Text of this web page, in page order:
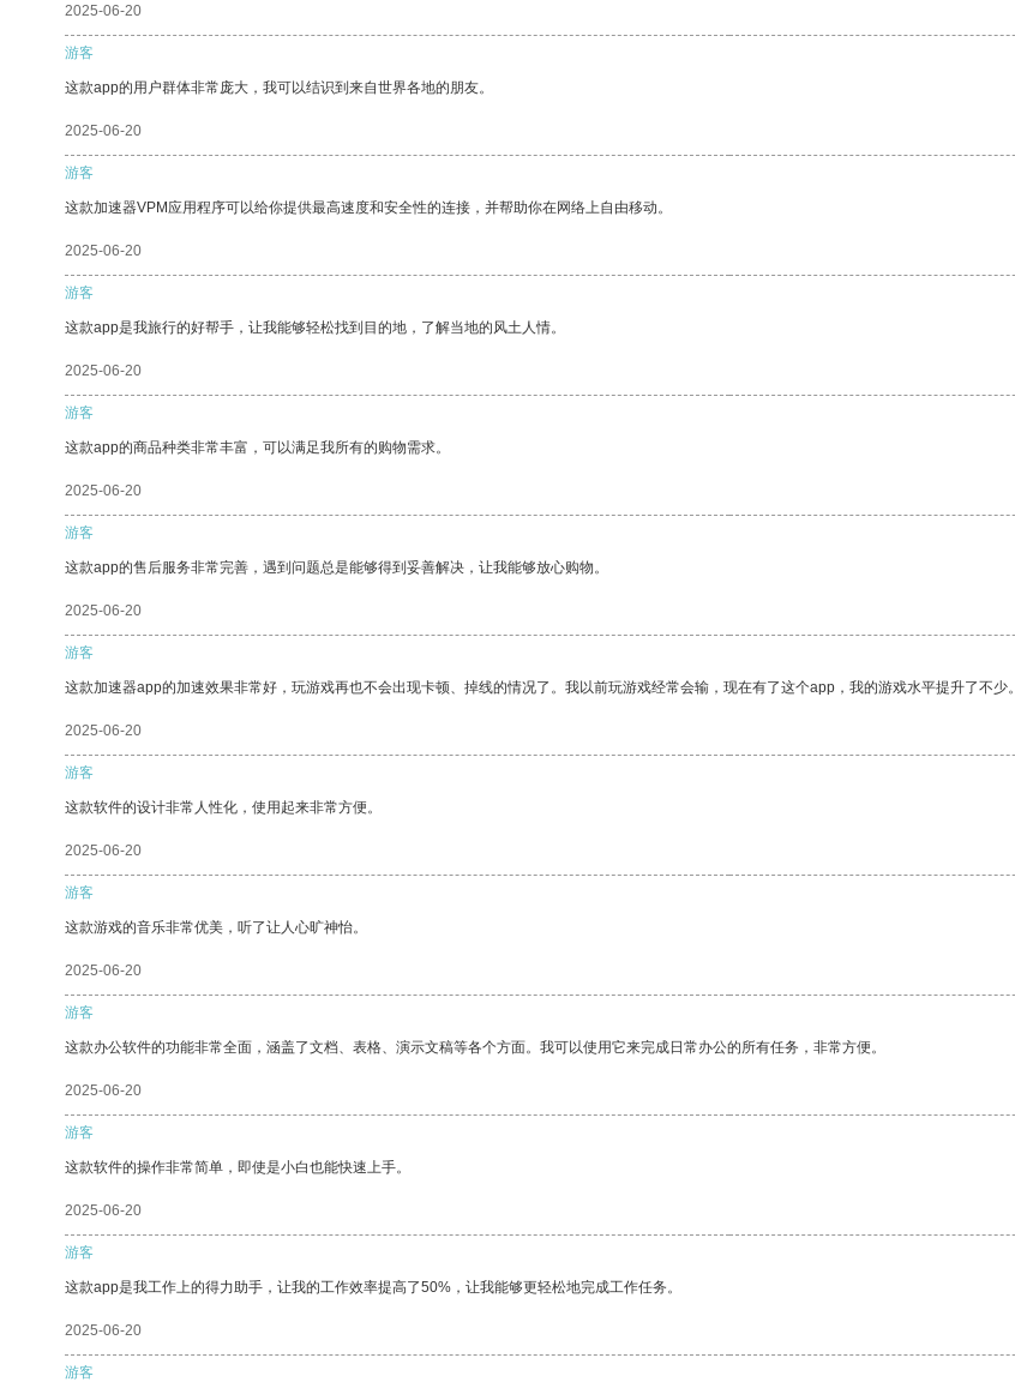
2025-06-20
游客
这款app的用户群体非常庞大，我可以结识到来自世界各地的朋友。
2025-06-20
游客
这款加速器VPM应用程序可以给你提供最高速度和安全性的连接，并帮助你在网络上自由移动。
2025-06-20
游客
这款app是我旅行的好帮手，让我能够轻松找到目的地，了解当地的风土人情。
2025-06-20
游客
这款app的商品种类非常丰富，可以满足我所有的购物需求。
2025-06-20
游客
这款app的售后服务非常完善，遇到问题总是能够得到妥善解决，让我能够放心购物。
2025-06-20
游客
这款加速器app的加速效果非常好，玩游戏再也不会出现卡顿、掉线的情况了。我以前玩游戏经常会输，现在有了这个app，我的游戏水平提升了不少。
2025-06-20
游客
这款软件的设计非常人性化，使用起来非常方便。
2025-06-20
游客
这款游戏的音乐非常优美，听了让人心旷神怡。
2025-06-20
游客
这款办公软件的功能非常全面，涵盖了文档、表格、演示文稿等各个方面。我可以使用它来完成日常办公的所有任务，非常方便。
2025-06-20
游客
这款软件的操作非常简单，即使是小白也能快速上手。
2025-06-20
游客
这款app是我工作上的得力助手，让我的工作效率提高了50%，让我能够更轻松地完成工作任务。
2025-06-20
游客